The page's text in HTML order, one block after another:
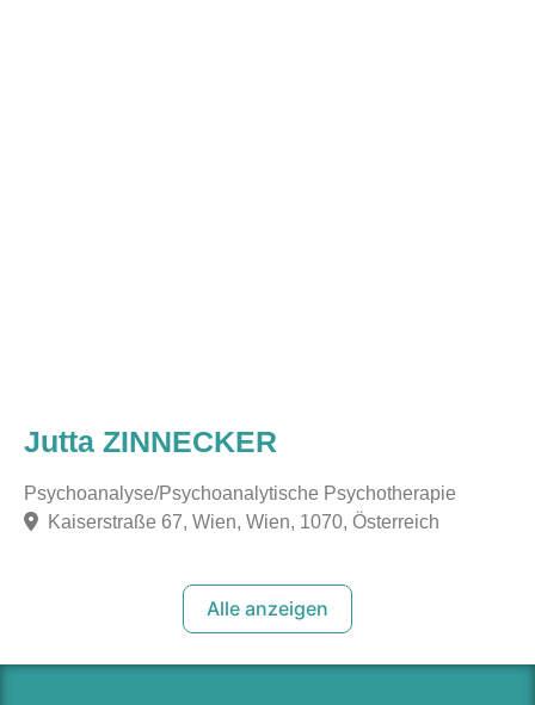
Jutta ZINNECKER
Psychoanalyse/Psychoanalytische Psychotherapie
Kaiserstraße 67, Wien, Wien, 1070, Österreich
Alle anzeigen